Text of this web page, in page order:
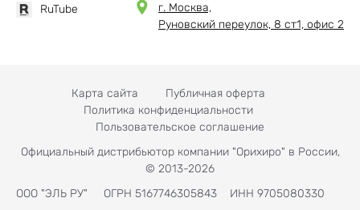
RuTube
г. Москва,
Руновский переулок, 8 ст1, офис 2
Карта сайта
Публичная оферта
Политика конфиденциальности
Пользовательское соглашение
Официальный дистрибьютор компании "Орихиро" в России,
© 2013-2026
ООО "ЭЛЬ РУ" ОГРН 5167746305843 ИНН 9705080330